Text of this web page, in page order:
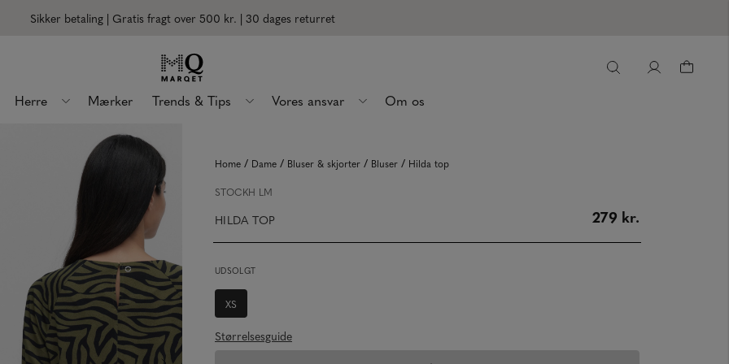
Sikker betaling | Gratis fragt over 500 kr. | 30 dages returret
Herre Mærker Trends & Tips Vores ansvar Om os
Home / Dame / Bluser & skjorter / Bluser / Hilda top
STOCKH LM
HILDA TOP 279 kr.
UDSOLGT
XS
Størrelsesguide